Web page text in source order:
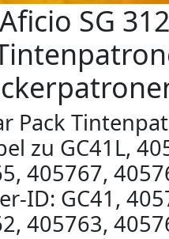
SG
Pack
zu GC41L,
405767,
ID: GC41,
405763,